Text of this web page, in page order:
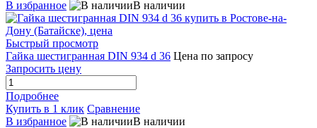
В избранное В наличии
Быстрый просмотр
Гайка шестигранная DIN 934 d 36 Цена по запросу
Запросить цену
Подробнее
Купить в 1 клик Сравнение
В избранное
В наличии